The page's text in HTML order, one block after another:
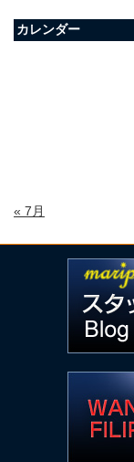
カレンダー
« 7月